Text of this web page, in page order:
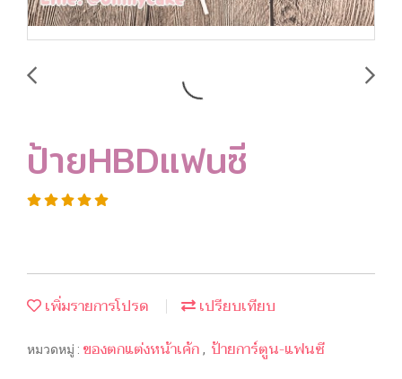
ป้ายHBDแฟนซี
เพิ่มรายการโปรด เปรียบเทียบ
หมวดหมู่ : ของตกแต่งหน้าเค้ก , ป้ายการ์ตูน-แฟนซี